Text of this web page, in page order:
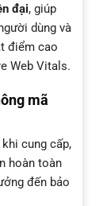
đại, giúp
dùng và
điểm cao
Web Vitals.
mã
cung cấp,
hoàn toàn
đến bảo